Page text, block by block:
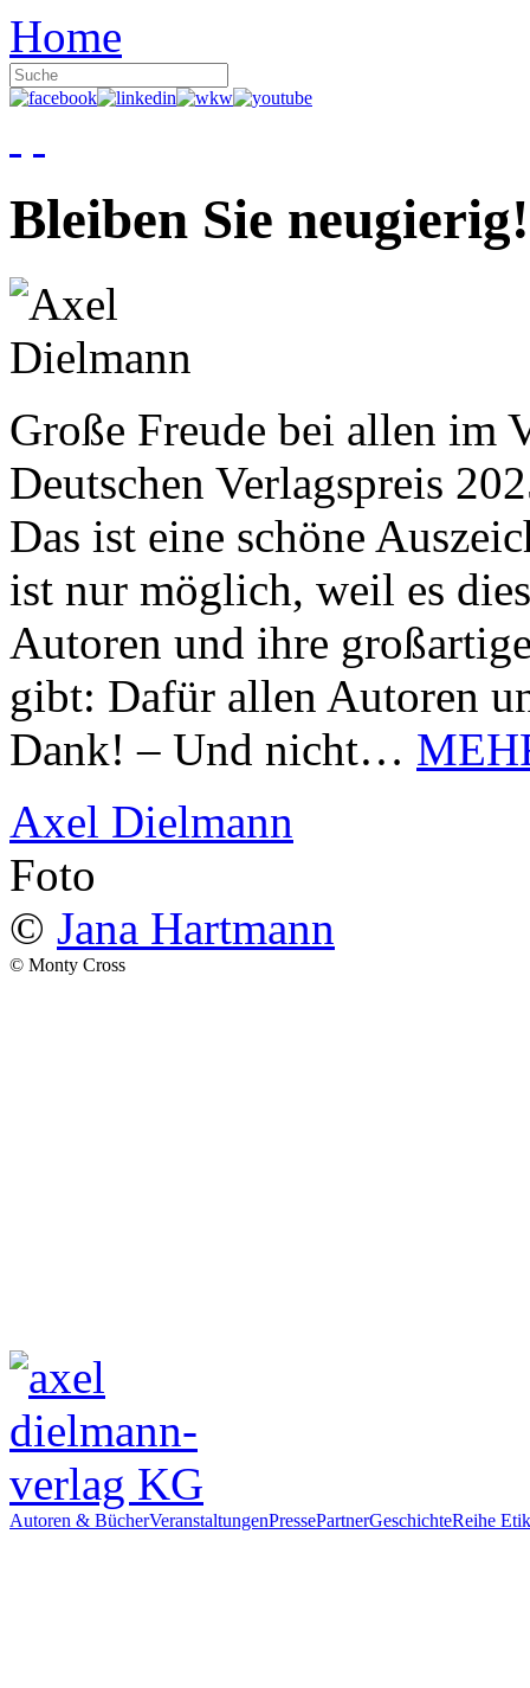
Home
Bleiben Sie neugierig!
Große Freude bei allen im
Deutschen Verlagspreis
Das ist eine schöne
ist nur möglich, weil es
Autoren und ihre
gibt: Dafür allen Autoren
Dank! – Und nicht…
Axel Dielmann
Foto
© Jana Hartmann
© Monty Cross
Autoren & BücherVeranstaltungenPressePartnerGeschichteReihe